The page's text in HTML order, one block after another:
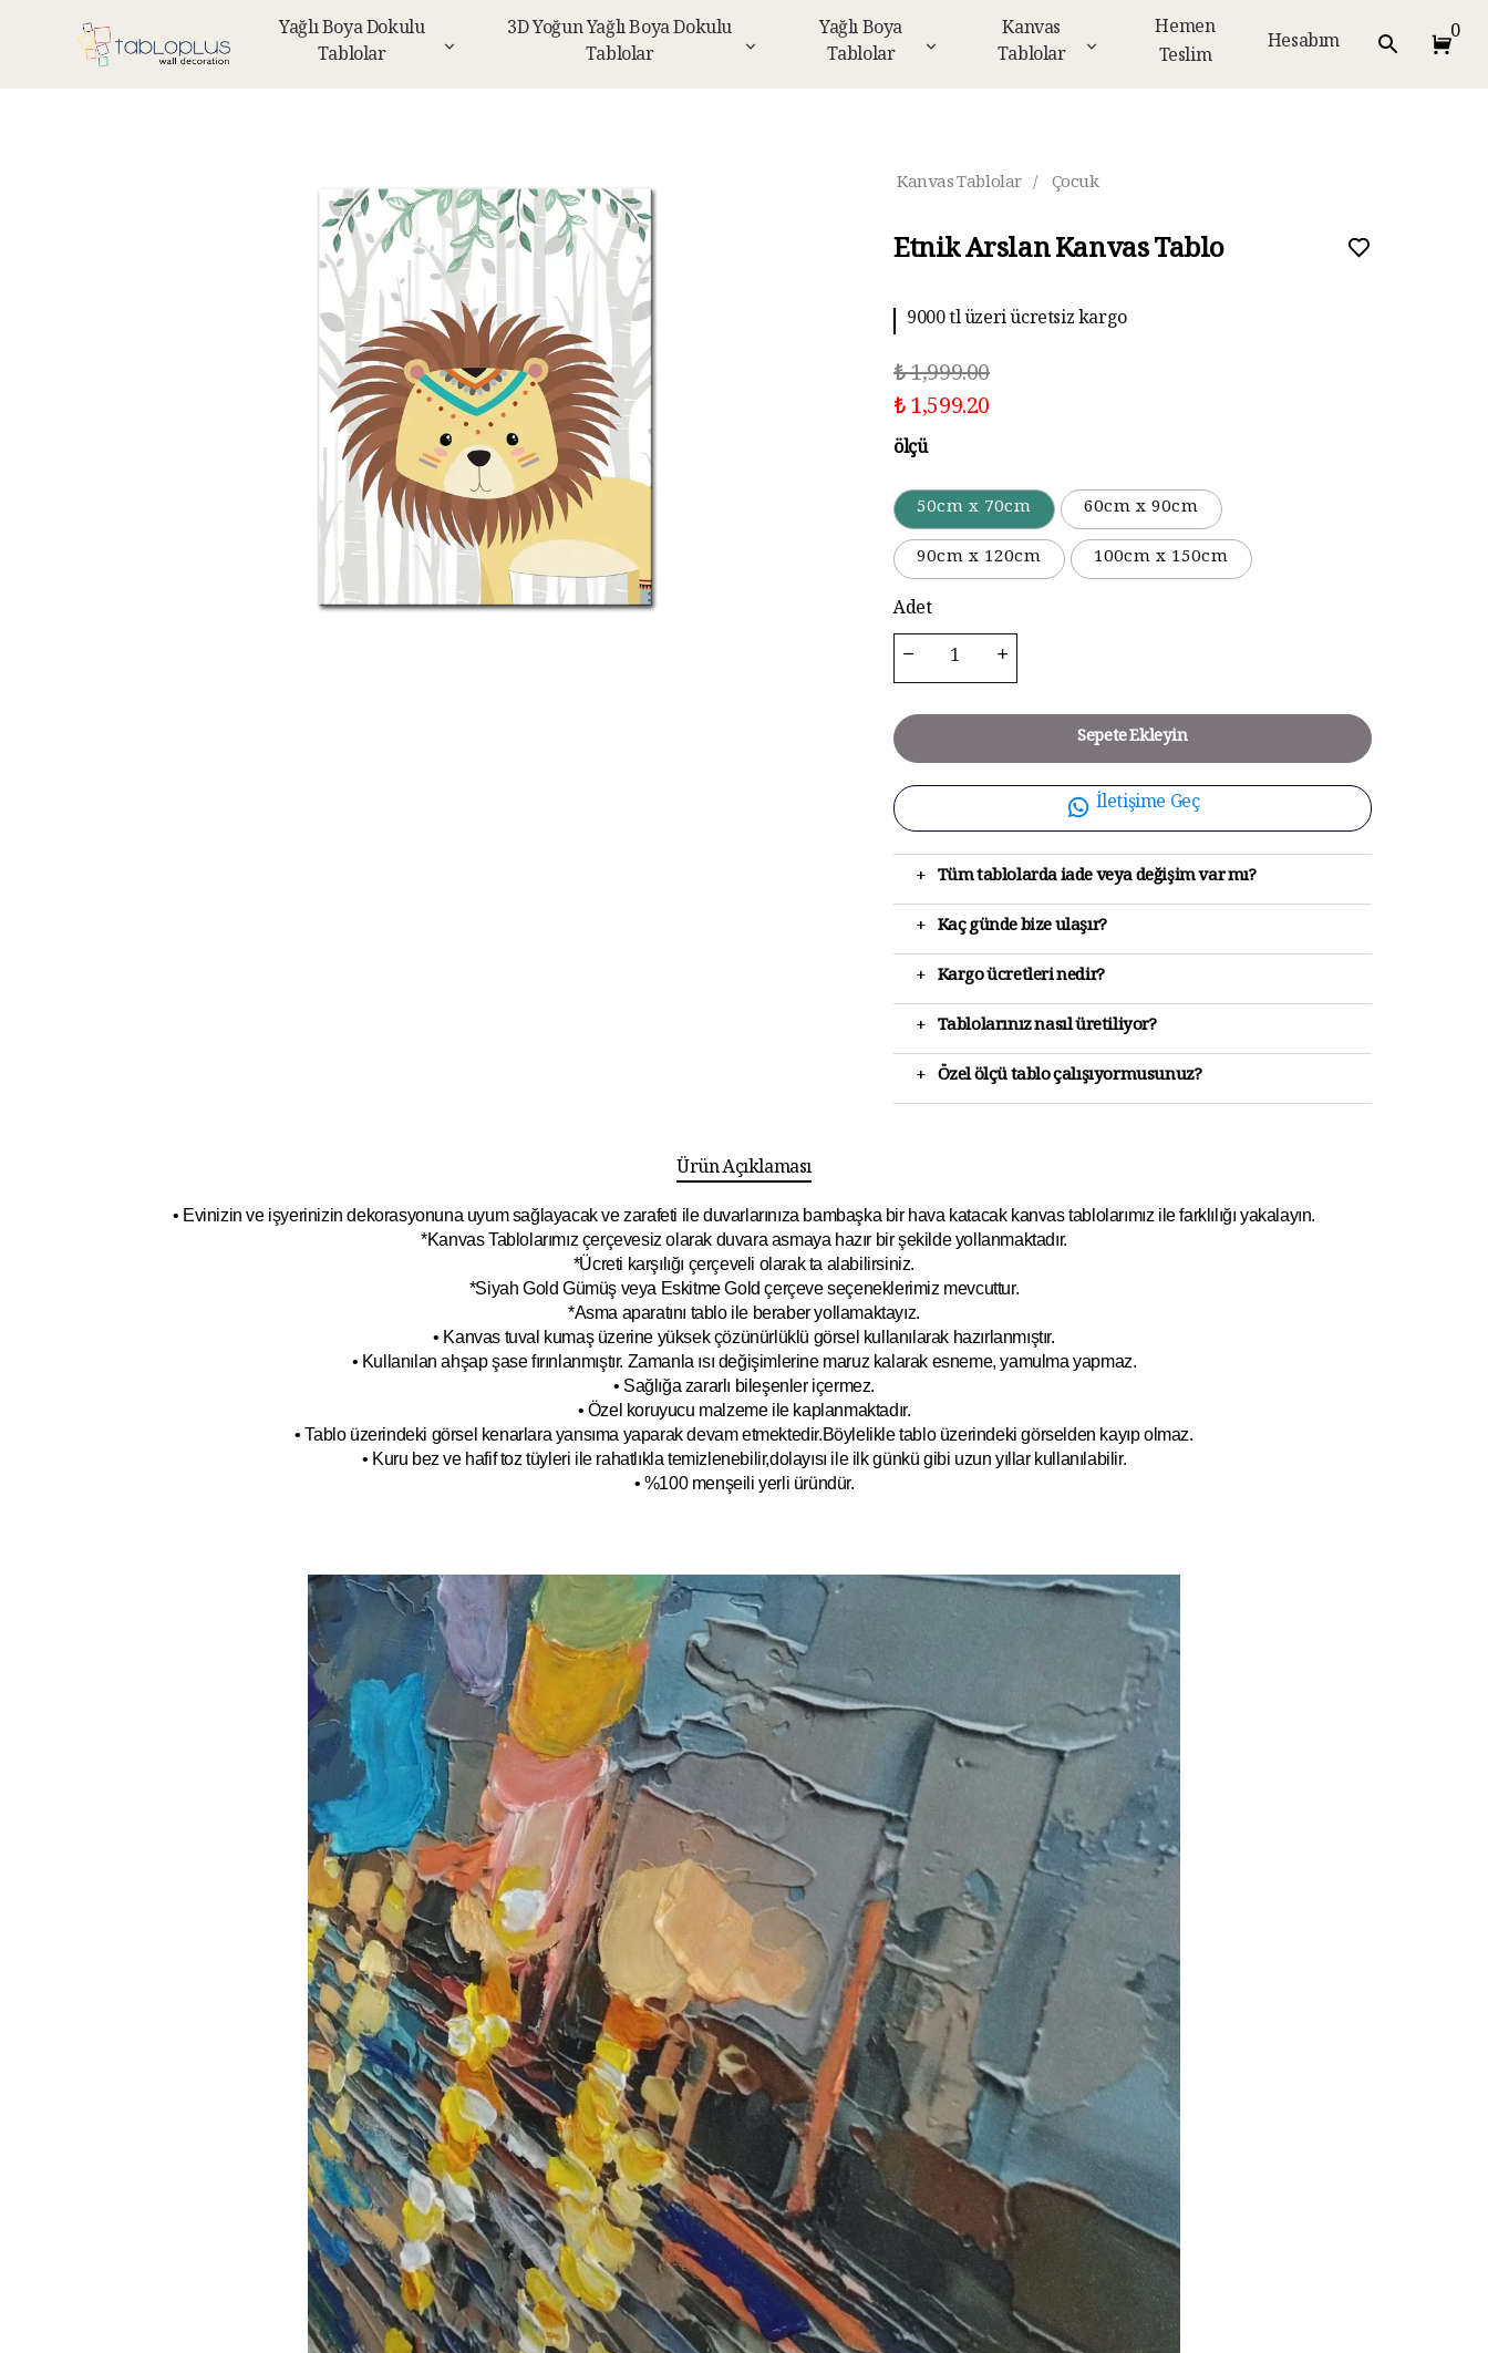
Yağlı Boya Dokulu
Tablolar
3D Yoğun Yağlı Boya Dokulu
Tablolar
Yağlı Boya
Tablolar
Kanvas
Tablolar
Hemen
Teslim
Hesabım 0
Kanvas Tablolar / Çocuk
Etnik Arslan Kanvas Tablo
9000 tl üzeri ücretsiz kargo
₺ 1,999.00
₺ 1,599.20
ölçü
50cm x 70cm
60cm x 90cm
90cm x 120cm
100cm x 150cm
Adet
Sepete Ekleyin
İletişime Geç
+ Tüm tablolarda iade veya değişim var mı?
+ Kaç günde bize ulaşır?
+ Kargo ücretleri nedir?
+ Tablolarınız nasıl üretiliyor?
+ Özel ölçü tablo çalışıyormusunuz?
Ürün Açıklaması
• Evinizin ve işyerinizin dekorasyonuna uyum sağlayacak ve zarafeti ile duvarlarınıza bambaşka bir hava katacak kanvas tablolarımız ile farklılığı yakalayın.
*Kanvas Tablolarımız çerçevesiz olarak duvara asmaya hazır bir şekilde yollanmaktadır.
*Ücreti karşılığı çerçeveli olarak ta alabilirsiniz.
*Siyah Gold Gümüş veya Eskitme Gold çerçeve seçeneklerimiz mevcuttur.
*Asma aparatını tablo ile beraber yollamaktayız.
• Kanvas tuval kumaş üzerine yüksek çözünürlüklü görsel kullanılarak hazırlanmıştır.
• Kullanılan ahşap şase fırınlanmıştır. Zamanla ısı değişimlerine maruz kalarak esneme, yamulma yapmaz.
• Sağlığa zararlı bileşenler içermez.
• Özel koruyucu malzeme ile kaplanmaktadır.
• Tablo üzerindeki görsel kenarlara yansıma yaparak devam etmektedir.Böylelikle tablo üzerindeki görselden kayıp olmaz.
• Kuru bez ve hafif toz tüyleri ile rahatlıkla temizlenebilir,dolayısı ile ilkgünkü gibi uzun yıllar kullanılabilir.
• %100 menşeili yerli üründür.